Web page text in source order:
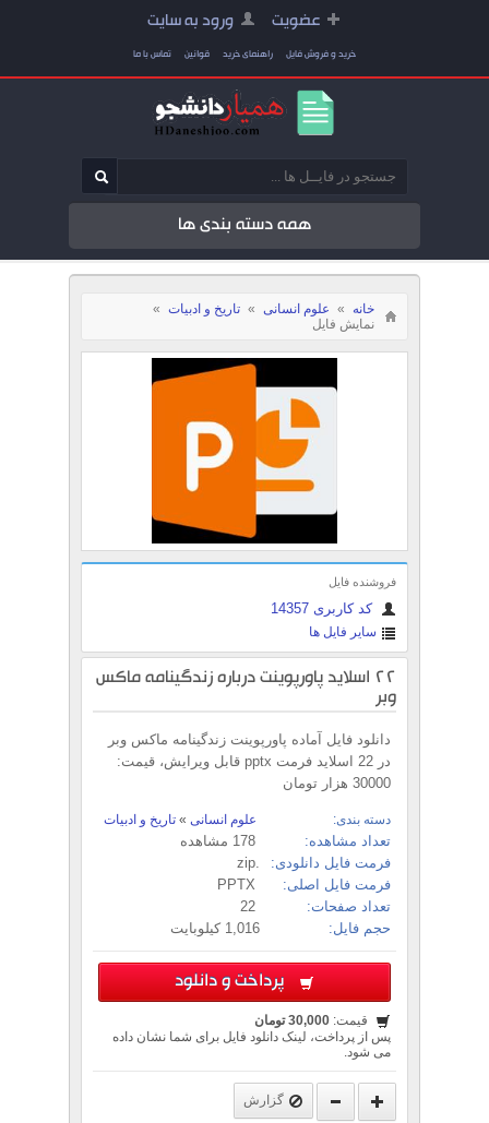
عضویت ورود به سایت
خرید و فروش فایل راهنمای خرید قوانین تماس با ما
همه دسته بندی ها
خانه » علوم انسانی » تاریخ و ادبیات »
نمایش فایل
فروشنده فایل
کد کاربری 14357
سایر فایل ها
22 اسلاید پاورپوینت درباره زندگینامه ماکس
وبر
دانلود فایل آماده پاورپوینت زندگینامه ماکس وبر
در 22 اسلاید فرمت pptx قابل ویرایش، قیمت:
30000 هزار تومان
دسته بندی: علوم انسانی » تاریخ و ادبیات
تعداد مشاهده:
فرمت فایل دانلودی:
.zip
فرمت فایل اصلی:
تعداد صفحات:
حجم فایل:
1,016 کیلوبایت
پرداخت و دانلود
قیمت: 30,000 تومان
پس از پرداخت، لینک دانلود فایل برای شما نشان داده
می شود.
گزارش